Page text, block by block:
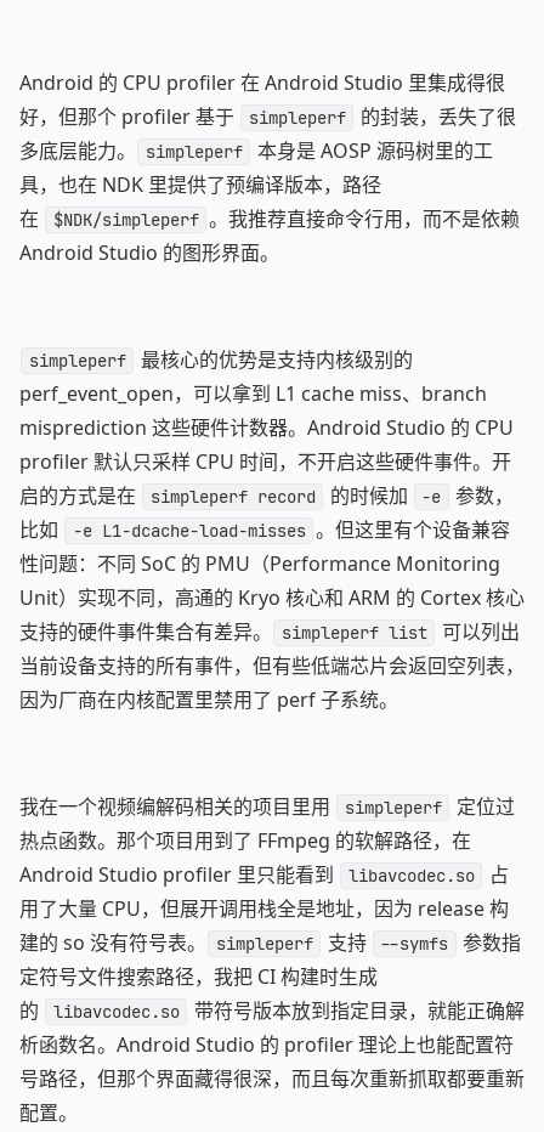
Android 的 CPU profiler 在 Android Studio 里集成得很
好，但那个 profiler 基于
simpleperf
的封装，丢失了很
多底层能力。
simpleperf
本身是 AOSP 源码树里的工
具，也在 NDK 里提供了预编译版本，路径
在
$NDK/simpleperf 。我推荐直接命令行用，而不是依赖
Android Studio 的图形界面。
simpleperf
最核心的优势是支持内核级别的
perf_event_open，可以拿到 L1 cache miss、branch
misprediction 这些硬件计数器。Android Studio 的 CPU
profiler 默认只采样 CPU 时间，不开启这些硬件事件。开
启的方式是在
simpleperf record 的时候加 -e
参数，
比如
-e L1-dcache-load-misses 。但这里有个设备兼容
性问题：不同 SoC 的 PMU（Performance Monitoring
Unit）实现不同，高通的 Kryo 核心和 ARM 的 Cortex 核心
支持的硬件事件集合有差异。
simpleperf list
可以列出
当前设备支持的所有事件，但有些低端芯片会返回空列表，
因为厂商在内核配置里禁用了 perf 子系统。
我在一个视频编解码相关的项目里用 simpleperf
定位过
热点函数。那个项目用到了 FFmpeg 的软解路径，在
Android Studio profiler 里只能看到
libavcodec.so
占
用了大量 CPU，但展开调用栈全是地址，因为 release 构
建的 so 没有符号表。
simpleperf 支持 --symfs
参数指
定符号文件搜索路径，我把 CI 构建时生成
的
libavcodec.so
带符号版本放到指定目录，就能正确解
析函数名。Android Studio 的 profiler 理论上也能配置符
号路径，但那个界面藏得很深，而且每次重新抓取都要重新
配置。